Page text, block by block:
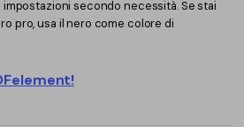
secondo necessità. Se stai
pro, usa il nero come colore di